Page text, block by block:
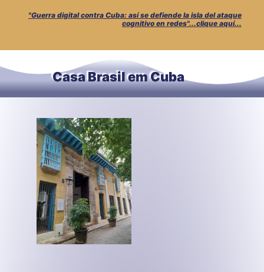
"Guerra digital contra Cuba: así se defiende la isla del ataque
cognitivo en redes"...clique aquí...
Casa Brasil em Cuba